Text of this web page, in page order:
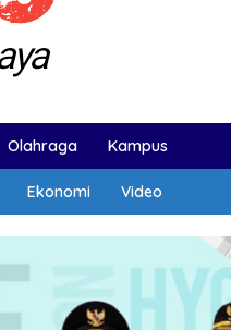
Olahraga Kampus
Ekonomi Video